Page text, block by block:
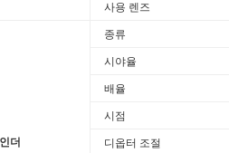
사용 렌즈
더
종류
시야율
배율
시점
디옵터 조절